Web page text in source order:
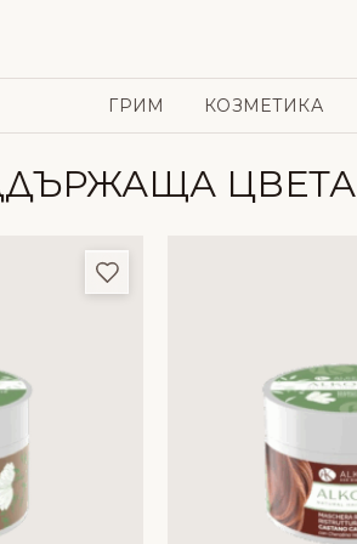
ГРИМ КОЗМЕТИКА
ЦВЕТА
Добави в любими